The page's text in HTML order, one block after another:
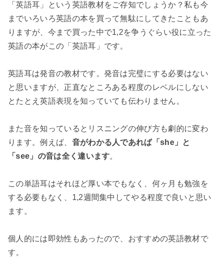
「英語耳」という英語教材をご存知でしょうか？私も今
までいろいろ英語の本を買って無駄にしてきたこともあ
りますが、今まで買った中で1,2を争うぐらい役に立った
英語の本がこの「英語耳」です。
英語耳は発音の教材です。発音は完璧にする必要はない
と思いますが、正直なところある程度のレベルにしない
とたとえ英語表現を知っていても伝わりません。
また音を知っているとリスニングの伸び方も劇的に変わ
ります。例えば、 音がわかる人であれば「she」と
「see」の音は全く違います。
この単語耳はそれほど厚い本でもなく、何ヶ月も勉強を
する必要もなく、1,2週間集中してやる程度で良いと思い
ます。
個人的には即効性もあったので、おすすめの英語教材で
す。